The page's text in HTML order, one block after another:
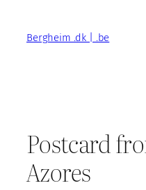
contentBergheim .dk | .be
Postcard
Azores